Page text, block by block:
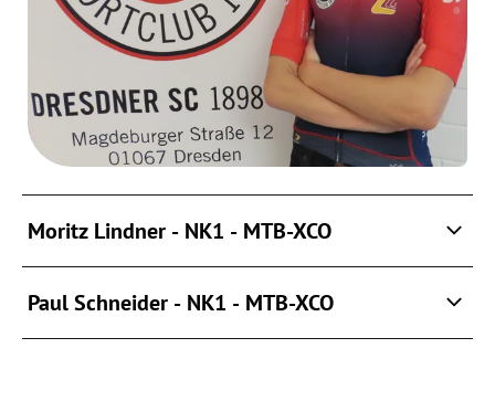
Moritz Lindner - NK1 - MTB-XCO
Paul Schneider - NK1 - MTB-XCO